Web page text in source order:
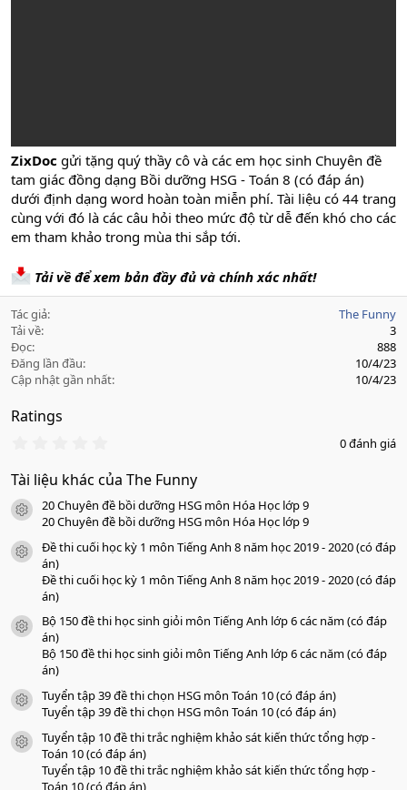
ZixDoc gửi tặng quý thầy cô và các em học sinh Chuyên đề
tam giác đồng dạng Bồi dưỡng HSG - Toán 8 (có đáp án)
dưới định dạng word hoàn toàn miễn phí. Tài liệu có 44 trang
cùng với đó là các câu hỏi theo mức độ từ dễ đến khó cho các
em tham khảo trong mùa thi sắp tới.
Tải về để xem bản đầy đủ và chính xác nhất!
Tác giả
The Funny
Tải về
3
Đọc
888
Đăng lần đầu
10/4/23
Cập nhật gần nhất
10/4/23
Ratings
0
0
s
a
o
0 đánh giá
Tài liệu khác của The Funny
icon tài liệu
20 Chuyên đề bồi dưỡng HSG môn Hóa Học lớp 9
20 Chuyên đề bồi dưỡng HSG môn Hóa Học lớp 9
icon tài liệu
Đề thi cuối học kỳ 1 môn Tiếng Anh 8 năm học 2019 - 2020 (có đáp
án)
Đề thi cuối học kỳ 1 môn Tiếng Anh 8 năm học 2019 - 2020 (có đáp
án)
icon tài liệu
Bộ 150 đề thi học sinh giỏi môn Tiếng Anh lớp 6 các năm (có đáp
án)
Bộ 150 đề thi học sinh giỏi môn Tiếng Anh lớp 6 các năm (có đáp
án)
icon tài liệu
Tuyển tập 39 đề thi chọn HSG môn Toán 10 (có đáp án)
Tuyển tập 39 đề thi chọn HSG môn Toán 10 (có đáp án)
icon tài liệu
Tuyển tập 10 đề thi trắc nghiệm khảo sát kiến thức tổng hợp -
Toán 10 (có đáp án)
Tuyển tập 10 đề thi trắc nghiệm khảo sát kiến thức tổng hợp -
Toán 10 (có đáp án)